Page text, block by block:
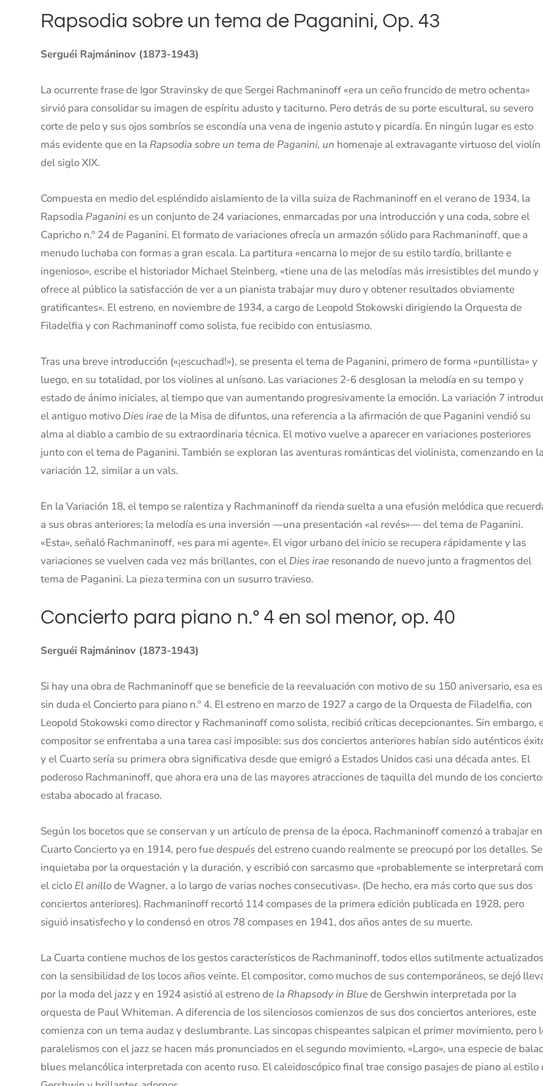
Rapsodia sobre un tema de Paganini, Op. 43
Serguéi Rajmáninov (1873-1943)
La ocurrente frase de Igor Stravinsky de que Sergei Rachmaninoff «era un ceño fruncido de metro ochenta»
sirvió para consolidar su imagen de espíritu adusto y taciturno. Pero detrás de su porte escultural, su severo
corte de pelo y sus ojos sombríos se escondía una vena de ingenio astuto y picardía. En ningún lugar es esto
más evidente que en la Rapsodia sobre un tema de Paganini, un homenaje al extravagante virtuoso del violín
del siglo XIX.
Compuesta en medio del espléndido aislamiento de la villa suiza de Rachmaninoff en el verano de 1934, la
Rapsodia Paganinies un conjunto de 24 variaciones, enmarcadas por una introducción y una coda, sobre el
Capricho n.º 24 de Paganini. El formato de variaciones ofrecía un armazón sólido para Rachmaninoff, que a
menudo luchaba con formas a gran escala. La partitura «encarna lo mejor de su estilo tardío, brillante e
ingenioso», escribe el historiador Michael Steinberg, «tiene una de las melodías más irresistibles del mundo y
ofrece al público la satisfacción de ver a un pianista trabajar muy duro y obtener resultados obviamente
gratificantes». El estreno, en noviembre de 1934, a cargo de Leopold Stokowski dirigiendo la Orquesta de
Filadelfia y con Rachmaninoff como solista, fue recibido con entusiasmo.
Tras una breve introducción («¡escuchad!»), se presenta el tema de Paganini, primero de forma «puntillista» y
luego, en su totalidad, por los violines al unísono. Las variaciones 2-6 desglosan la melodía en su tempo y
estado de ánimo iniciales, al tiempo que van aumentando progresivamente la emoción. La variación 7
el antiguo motivo Dies iraede la Misa de difuntos, una referencia a la afirmación de que Paganini vendió su
alma al diablo a cambio de su extraordinaria técnica. El motivo vuelve a aparecer en variaciones posteriores
junto con el tema de Paganini. También se exploran las aventuras románticas del violinista, comenzando en la
variación 12, similar a un vals.
En la Variación 18, el tempo se ralentiza y Rachmaninoff da rienda suelta a una efusión melódica que
a sus obras anteriores; la melodía es una inversión —una presentación «al revés»— del tema de Paganini.
«Esta», señaló Rachmaninoff, «es para mi agente». El vigor urbano del inicio se recupera rápidamente y las
variaciones se vuelven cada vez más brillantes, con el Dies irae resonando de nuevo junto a fragmentos del
tema de Paganini. La pieza termina con un susurro travieso.
Concierto para piano n.º 4 en sol menor, op. 40
Serguéi Rajmáninov (1873-1943)
Si hay una obra de Rachmaninoff que se beneficie de la reevaluación con motivo de su 150 aniversario, esa es
sin duda el Concierto para piano n.º 4. El estreno en marzo de 1927 a cargo de la Orquesta de Filadelfia, con
Leopold Stokowski como director y Rachmaninoff como solista, recibió críticas decepcionantes. Sin embargo,
compositor se enfrentaba a una tarea casi imposible: sus dos conciertos anteriores habían sido auténticos
y el Cuarto sería su primera obra significativa desde que emigró a Estados Unidos casi una década antes. El
poderoso Rachmaninoff, que ahora era una de las mayores atracciones de taquilla del mundo de los
estaba abocado al fracaso.
Según los bocetos que se conservan y un artículo de prensa de la época, Rachmaninoff comenzó a trabajar
Cuarto Concierto ya en 1914, pero fuedespuésdel estreno cuando realmente se preocupó por los detalles. Se
inquietaba por la orquestación y la duración, y escribió con sarcasmo que «probablemente se interpretará
el ciclo El anillode Wagner, a lo largo de varias noches consecutivas». (De hecho, era más corto que sus dos
conciertos anteriores). Rachmaninoff recortó 114 compases de la primera edición publicada en 1928, pero
siguió insatisfecho y lo condensó en otros 78 compases en 1941, dos años antes de su muerte.
La Cuarta contiene muchos de los gestos característicos de Rachmaninoff, todos ellos sutilmente actualizados
con la sensibilidad de los locos años veinte. El compositor, como muchos de sus contemporáneos, se dejó
por la moda del jazz y en 1924 asistió al estreno de la Rhapsody in Bluede Gershwin interpretada por la
orquesta de Paul Whiteman. A diferencia de los silenciosos comienzos de sus dos conciertos anteriores, este
comienza con un tema audaz y deslumbrante. Las sincopas chispeantes salpican el primer movimiento, pero
paralelismos con el jazz se hacen más pronunciados en el segundo movimiento, «Largo», una especie de
blues melancólica interpretada con acento ruso. El caleidoscópico final trae consigo pasajes de piano al estilo